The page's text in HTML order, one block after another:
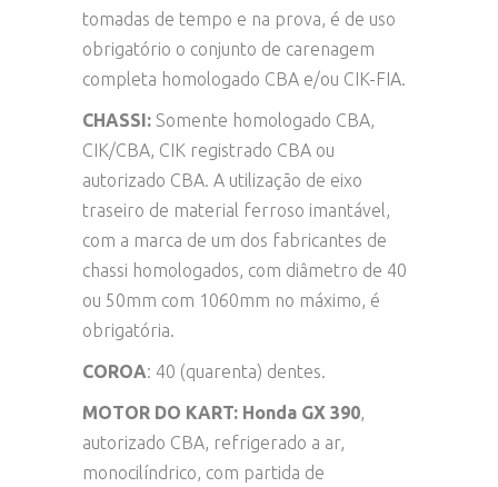
tomadas de tempo e na prova, é de uso
obrigatório o conjunto de carenagem
completa homologado CBA e/ou CIK-FIA.
CHASSI: Somente homologado CBA,
CIK/CBA, CIK registrado CBA ou
autorizado CBA. A utilização de eixo
traseiro de material ferroso imantável,
com a marca de um dos fabricantes de
chassi homologados, com diâmetro de 40
ou 50mm com 1060mm no máximo, é
obrigatória.
COROA: 40 (quarenta) dentes.
MOTOR DO KART: Honda GX 390,
autorizado CBA, refrigerado a ar,
monocilíndrico, com partida de